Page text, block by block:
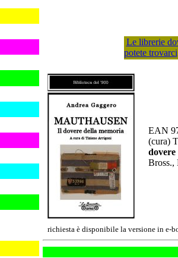
Le librerie
potete trovarci
EAN
(cura)
dovere
Bross.,
richiesta è disponibile la versione in e-